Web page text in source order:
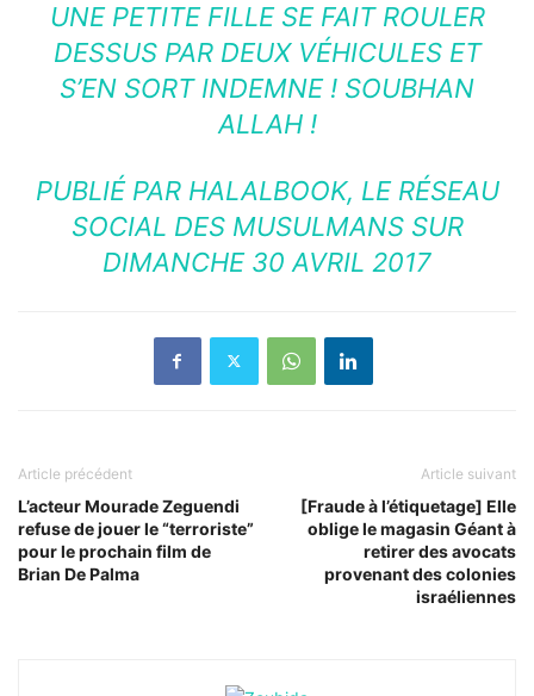
UNE PETITE FILLE SE FAIT ROULER
DESSUS PAR DEUX VÉHICULES ET
S’EN SORT INDEMNE ! SOUBHAN
ALLAH !
PUBLIÉ PAR HALALBOOK, LE RÉSEAU
SOCIAL DES MUSULMANSSUR
DIMANCHE 30 AVRIL 2017
Article précédent
L’acteur Mourade Zeguendi
refuse de jouer le “terroriste”
pour le prochain film de
Brian De Palma
Article suivant
[Fraude à l’étiquetage] Elle
oblige le magasin Géant à
retirer des avocats
provenant des colonies
israéliennes